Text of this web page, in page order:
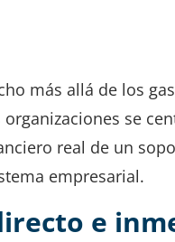
más allá de los
se
real de un
empresarial.
e